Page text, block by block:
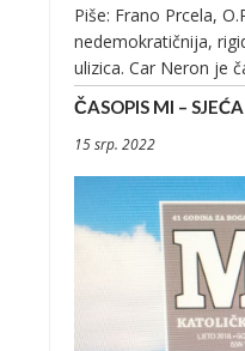
Piše: Frano Prcela,
nedemokratičnija,
ulizica. Car Neron je
ČASOPIS MI –
15 srp. 2022